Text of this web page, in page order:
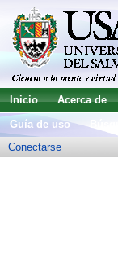
Inicio Acerca de
Guía de uso
Conectarse